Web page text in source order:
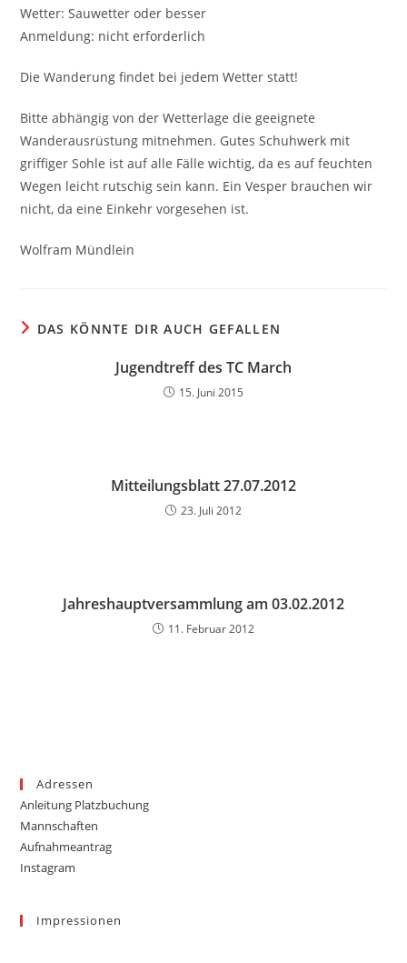
Wetter: Sauwetter oder besser
Anmeldung: nicht erforderlich
Die Wanderung findet bei jedem Wetter statt!
Bitte abhängig von der Wetterlage die geeignete
Wanderausrüstung mitnehmen. Gutes Schuhwerk mit
griffiger Sohle ist auf alle Fälle wichtig, da es auf feuchten
Wegen leicht rutschig sein kann. Ein Vesper brauchen wir
nicht, da eine Einkehr vorgesehen ist.
Wolfram Mündlein
DAS KÖNNTE DIR AUCH GEFALLEN
Jugendtreff des TC March
15. Juni 2015
Mitteilungsblatt 27.07.2012
23. Juli 2012
Jahreshauptversammlung am 03.02.2012
11. Februar 2012
Adressen
Anleitung Platzbuchung
Mannschaften
Aufnahmeantrag
Instagram
Impressionen